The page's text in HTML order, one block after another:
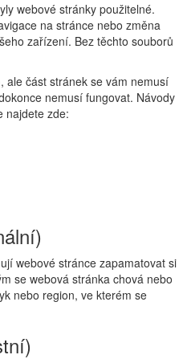
webové stránky použitelné.
na stránce nebo změna
zařízení. Bez těchto souborů
ale část stránek se vám nemusí
nemusí fungovat. Návody
najdete zde:
webové stránce zapamatovat si
se webová stránka chová nebo
nebo region, ve kterém se